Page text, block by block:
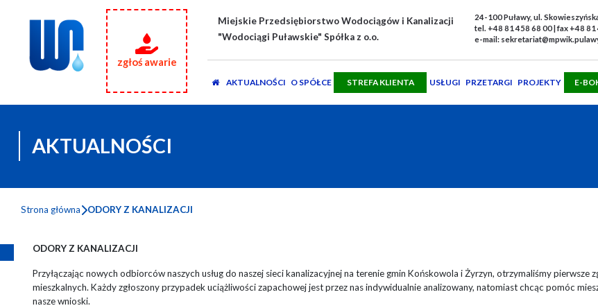
zgłoś awarie
Miejskie Przedsiębiorstwo Wodociągów i Kanalizacji
"Wodociągi Puławskie" Spółka z o.o.
24-100 Puławy, ul.
tel. +48 81 458 68 00 | fax +48 81
e-mail:
AKTUALNOŚCI O SPÓŁCE STREFA KLIENTA USŁUGI PRZETARGI PROJEKTY E-
AKTUALNOŚCI
Strona główna ODORY Z KANALIZACJI
ODORY Z KANALIZACJI
Przyłączając nowych odbiorców naszych usług do naszej sieci kanalizacyjnej na terenie gmin Końskowola i Żyrzyn, otrzymaliśmy pierwsze
mieszkalnych. Każdy zgłoszony przypadek uciążliwości zapachowej jest przez nas indywidualnie analizowany, natomiast chcąc pomóc
nasze wnioski.